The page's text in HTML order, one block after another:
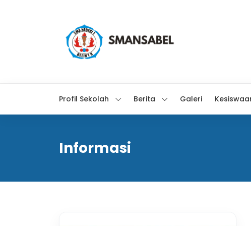
Profil Sekolah Berita Galeri
Informasi